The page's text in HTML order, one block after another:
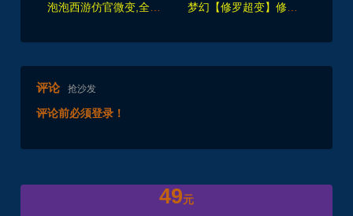
泡泡西游仿官微变,全套源码，武神坛之战,挂机系统,抽奖系统,巅峰赛,千变万化-共享背包+局域外网教程+攻略 梦幻【修罗超变】修罗门派,伐木佣兵,机缘塔,会员等系统-可挂机,一键组队+GM工具-全套源码及局域外网教程
评论 抢沙发
评论前必须登录！
49元